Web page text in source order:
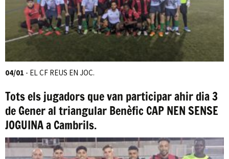
04/01 - EL CF REUS EN JOC.
Tots els jugadors que van participar ahir dia 3
de Gener al triangular Benèfic CAP NEN SENSE
JOGUINA a Cambrils.